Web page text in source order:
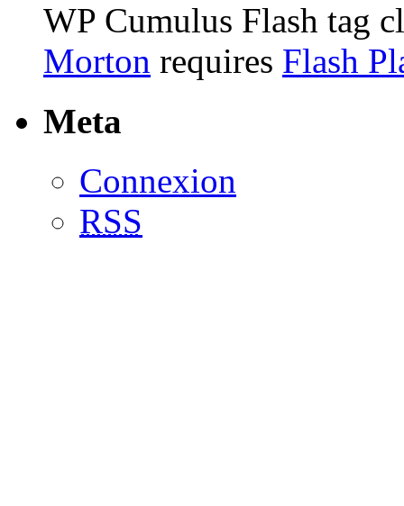
WP Cumulus Flash tag
Morton requires Flash
Meta
Connexion
RSS